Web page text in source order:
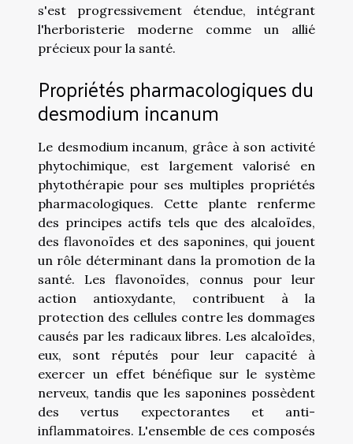
s'est progressivement étendue, intégrant
l'herboristerie moderne comme un allié
précieux pour la santé.
Propriétés pharmacologiques du
desmodium incanum
Le desmodium incanum, grâce à son activité
phytochimique, est largement valorisé en
phytothérapie pour ses multiples propriétés
pharmacologiques. Cette plante renferme
des principes actifs tels que des alcaloïdes,
des flavonoïdes et des saponines, qui jouent
un rôle déterminant dans la promotion de la
santé. Les flavonoïdes, connus pour leur
action antioxydante, contribuent à la
protection des cellules contre les dommages
causés par les radicaux libres. Les alcaloïdes,
eux, sont réputés pour leur capacité à
exercer un effet bénéfique sur le système
nerveux, tandis que les saponines possèdent
des vertus expectorantes et anti-
inflammatoires. L'ensemble de ces composés